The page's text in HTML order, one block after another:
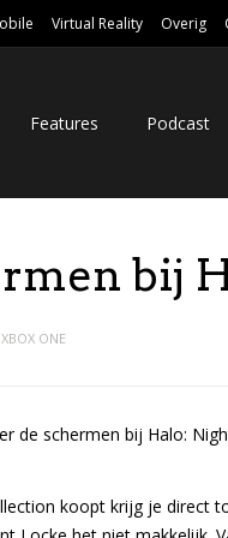
Virtual Reality Overig
Features Podcast
bij
XBOX ONE
koopt krijg je direct